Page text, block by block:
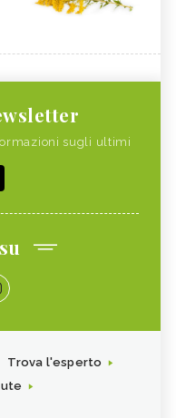
sugli ultimi
Trova l'esperto